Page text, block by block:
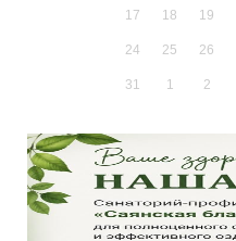
17 18 19
24 25 26
31 1 2